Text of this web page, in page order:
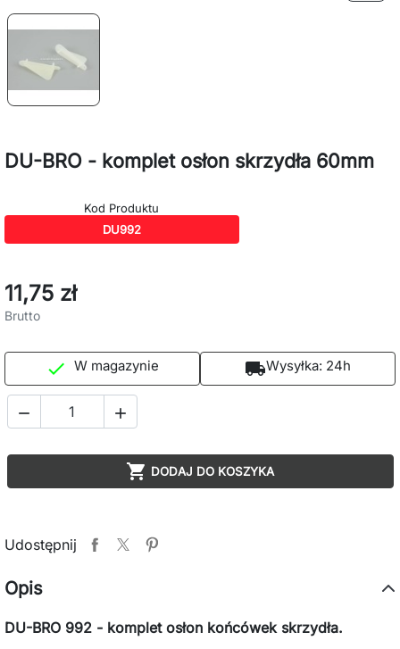
DU-BRO - komplet osłon skrzydła 60mm
Kod Produktu
DU992
11,75 zł
Brutto
 W magazynie local_shippingWysyłka: 24h
 
 DODAJ DO KOSZYKA
Udostępnij
Opis
DU-BRO 992 - komplet osłon końcówek skrzydła.